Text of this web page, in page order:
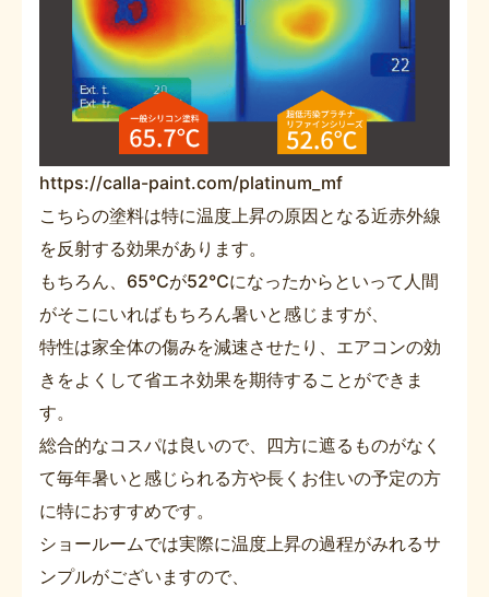
https://calla-paint.com/platinum_mf
こちらの塗料は特に温度上昇の原因となる近赤外線
を反射する効果があります。
もちろん、65℃が52℃になったからといって人間
がそこにいればもちろん暑いと感じますが、
特性は家全体の傷みを減速させたり、エアコンの効
きをよくして省エネ効果を期待することができま
す。
総合的なコスパは良いので、四方に遮るものがなく
て毎年暑いと感じられる方や長くお住いの予定の方
に特におすすめです。
ショールームでは実際に温度上昇の過程がみれるサ
ンプルがございますので、